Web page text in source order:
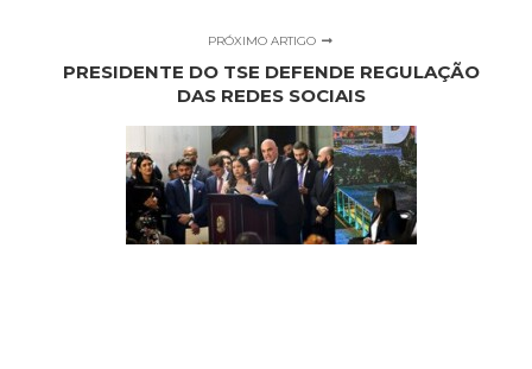
PRÓXIMO ARTIGO
PRESIDENTE DO TSE DEFENDE REGULAÇÃO
DAS REDES SOCIAIS